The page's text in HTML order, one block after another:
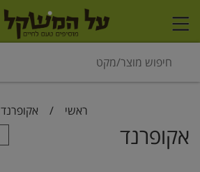
ראשי / אקופרנד
אקופרנד